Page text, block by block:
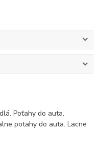
Poťahy do auta.
potahy do auta. Lacne